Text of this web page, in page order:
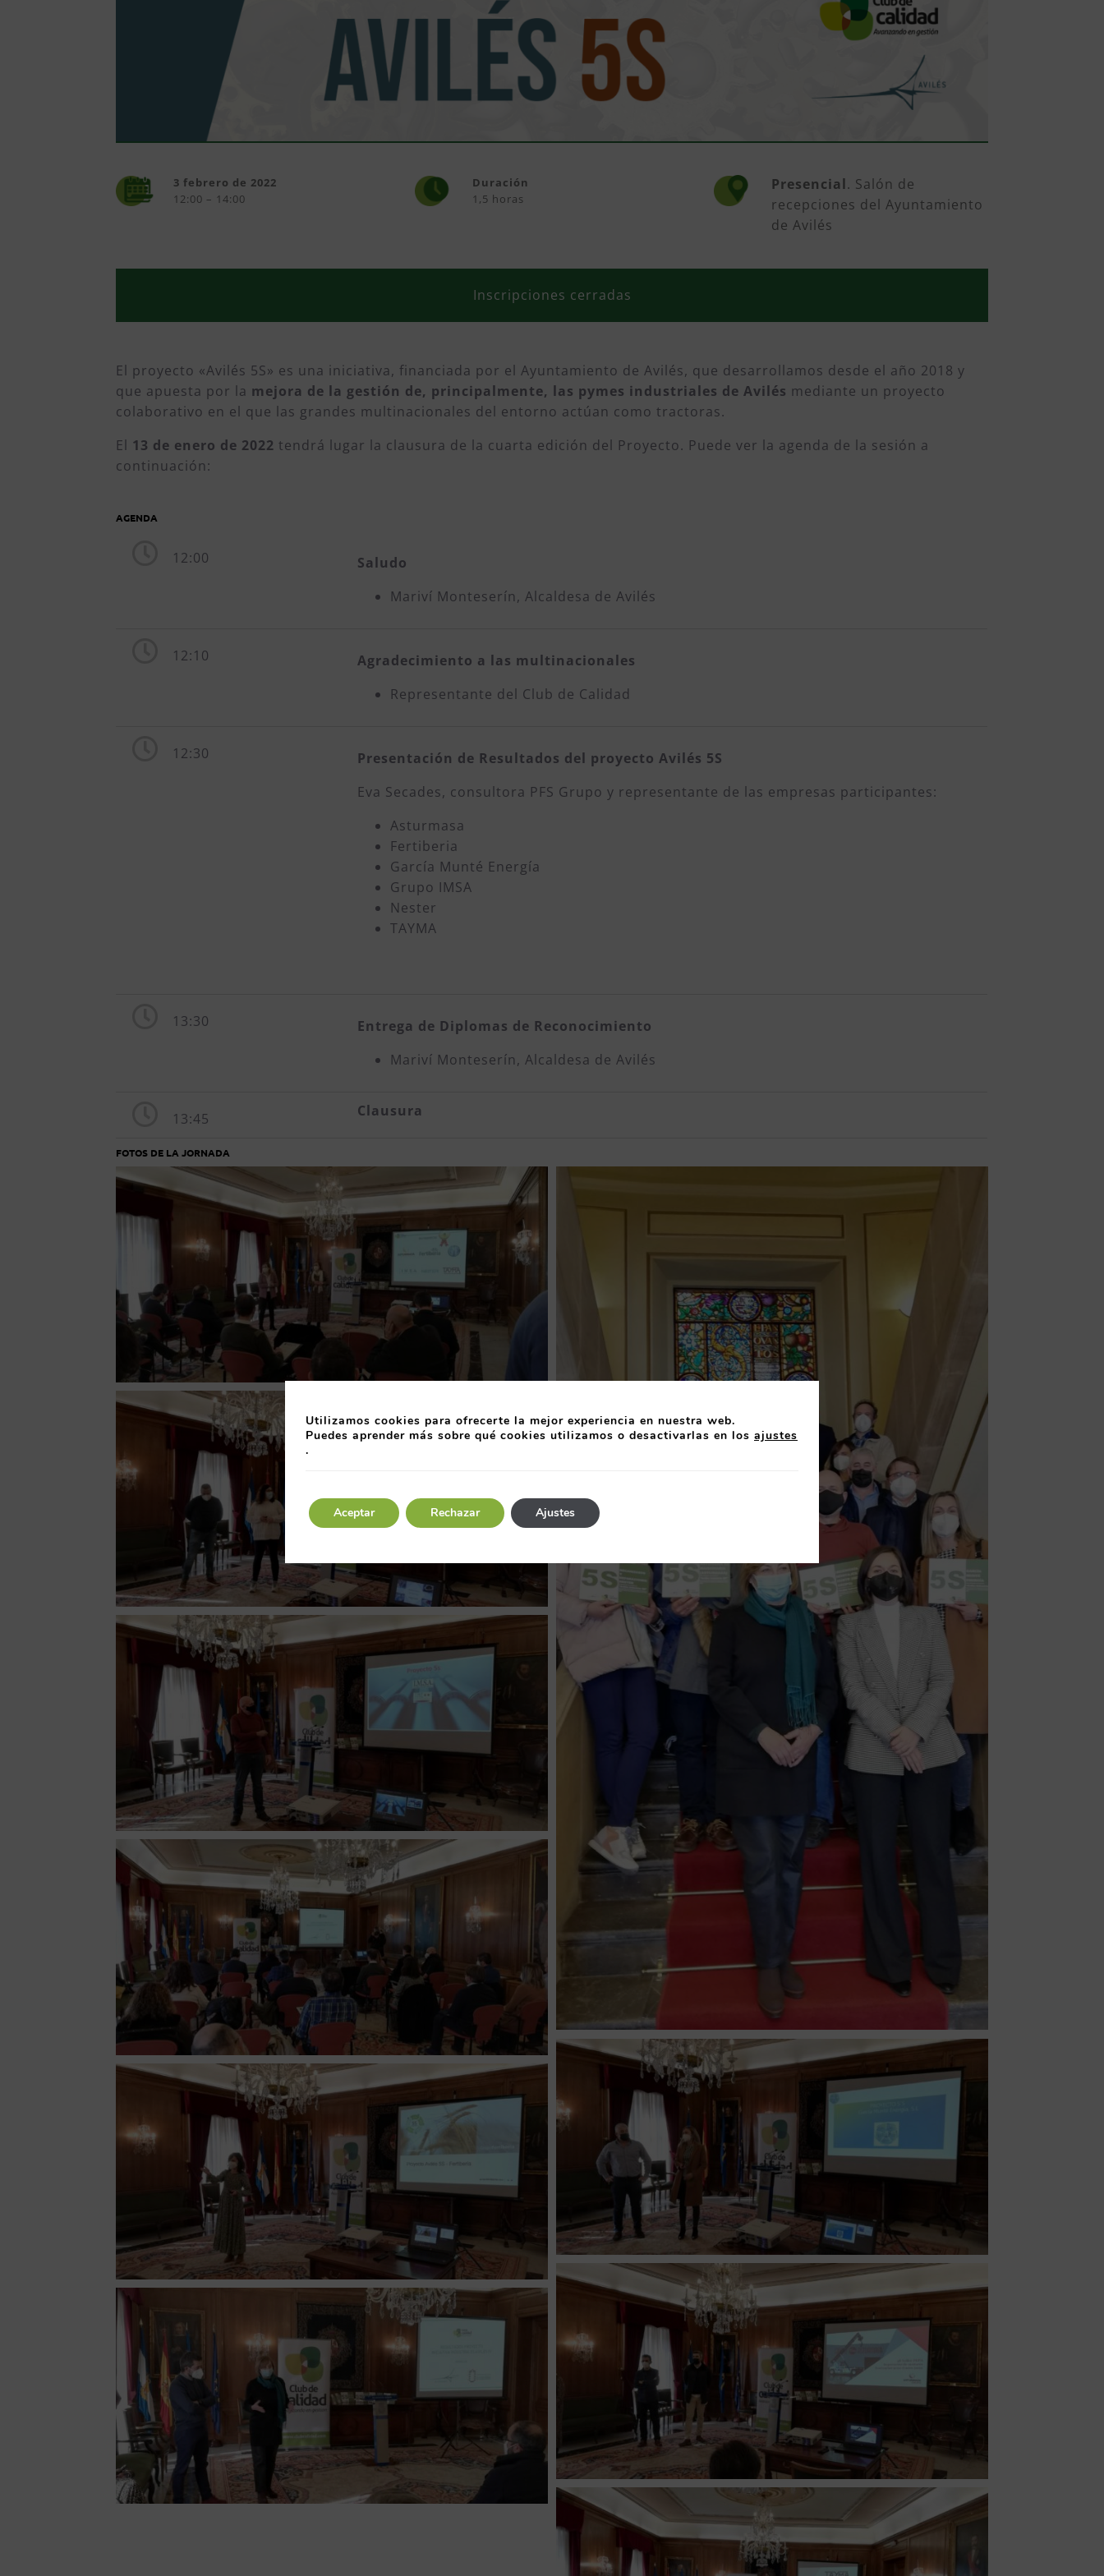
3 febrero de 2022
12:00 – 14:00
Duración
1,5 horas
Presencial. Salón de
recepciones del Ayuntamiento
de Avilés
Inscripciones cerradas
El proyecto «Avilés 5S» es una iniciativa, financiada por el Ayuntamiento de Avilés, que desarrollamos desde el año 2018 y
que apuesta por la mejora de la gestión de, principalmente, las pymes industriales de Avilés mediante un proyecto
colaborativo en el que las grandes multinacionales del entorno actúan como tractoras.
El 13 de enero de 2022 tendrá lugar la clausura de la cuarta edición del Proyecto. Puede ver la agenda de la sesión a
continuación:
AGENDA
12:00
Saludo
Mariví Monteserín, Alcaldesa de Avilés
12:10
Agradecimiento a las multinacionales
Representante del Club de Calidad
12:30
Presentación de Resultados del proyecto Avilés 5S
Eva Secades, consultora PFS Grupo y representante de las empresas participantes:
Asturmasa
Fertiberia
García Munté Energía
Grupo IMSA
Nester
TAYMA
13:30
Entrega de Diplomas de Reconocimiento
Mariví Monteserín, Alcaldesa de Avilés
13:45 Clausura
FOTOS DE LA JORNADA
Utilizamos cookies para ofrecerte la mejor experiencia en nuestra web.
Puedes aprender más sobre qué cookies utilizamos o desactivarlas en los ajustes
.
Aceptar Rechazar Ajustes